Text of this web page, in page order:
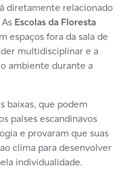
diretamente relacionado
Escolas da Floresta
espaços fora da sala de
multidisciplinar e a
ambiente durante a
baixas, que podem
países escandinavos
e provaram que suas
clima para desenvolver
individualidade.